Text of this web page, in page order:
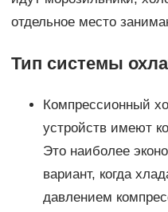
отдельное место
Тип системы
Компрессионный
устройств имеют
Это наиболее
вариант, когда
давлением